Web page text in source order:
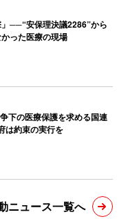
──“安保理決議2286”から
った医療の現場
下の医療保護を求める国連
は約束の実行を
ニュース一覧へ